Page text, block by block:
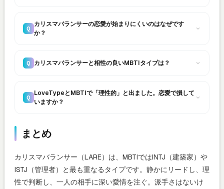
Q
カリスマバランサーの恋愛が始まりにくいのはなぜです
か？
Q カリスマバランサーと相性の良いMBTIタイプは？
Q
LoveTypeとMBTIで「理性的」と出ました。恋愛で損して
いますか？
まとめ
カリスマバランサー（LARE）は、MBTIではINTJ（建築家）や
ISTJ（管理者）と最も重なるタイプです。静かにリードし、理
性で判断し、一人の相手に深い愛情を注ぐ。派手さはないけ